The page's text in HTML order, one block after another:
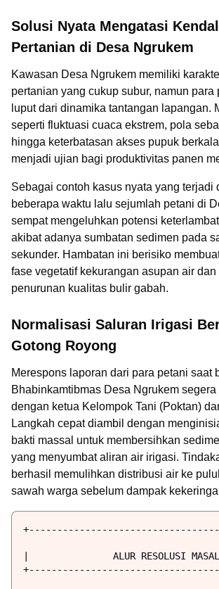
Solusi Nyata Mengatasi
Pertanian di Desa Ngrukem
Kawasan Desa Ngrukem memiliki
pertanian yang cukup subur, namun para
luput dari dinamika tantangan lapangan.
seperti fluktuasi cuaca ekstrem, pola
hingga keterbatasan akses pupuk
menjadi ujian bagi produktivitas panen
Sebagai contoh kasus nyata yang terjadi
beberapa waktu lalu sejumlah petani di
sempat mengeluhkan potensi
akibat adanya sumbatan sedimen pada
sekunder. Hambatan ini berisiko
fase vegetatif kekurangan asupan air dan
penurunan kualitas bulir gabah.
Normalisasi Saluran Irigasi
Gotong Royong
Merespons laporan dari para petani saat
Bhabinkamtibmas Desa Ngrukem
dengan ketua Kelompok Tani (Poktan)
Langkah cepat diambil dengan
bakti massal untuk membersihkan
yang menyumbat aliran air irigasi.
berhasil memulihkan distribusi air ke
sawah warga sebelum dampak
|               ALUR RESOLUSI